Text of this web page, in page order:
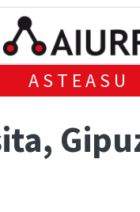
ASTEASU